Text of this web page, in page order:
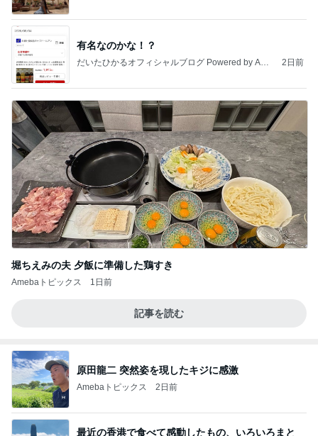
有名なのかな！？
だいたひかるオフィシャルブログ Powered by Ame
2日前
堀ちえみの夫 夕飯に準備した鶏すき
Amebaトピックス 1日前
記事を読む
原田龍二 突然姿を現したキジに感激
Amebaトピックス 2日前
最近の香港で食べて感動したもの、いろいろまと